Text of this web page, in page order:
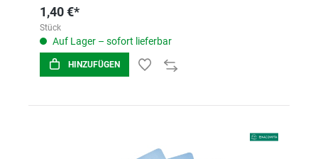
1,40 €*
Stück
Auf Lager – sofort lieferbar
HINZUFÜGEN